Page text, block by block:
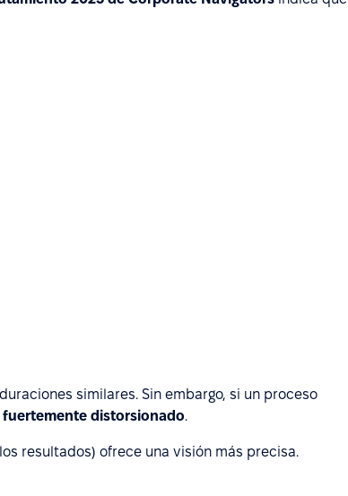
similares. Sin embargo, si un proceso
fuertemente distorsionado.
resultados) ofrece una visión más precisa.